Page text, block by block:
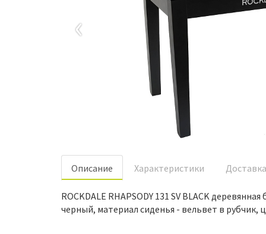
‹
Oписание Характеристики Доставка
ROCKDALE RHAPSODY 131 SV BLACK
черный, материал сиденья - вельвет в рубчик,